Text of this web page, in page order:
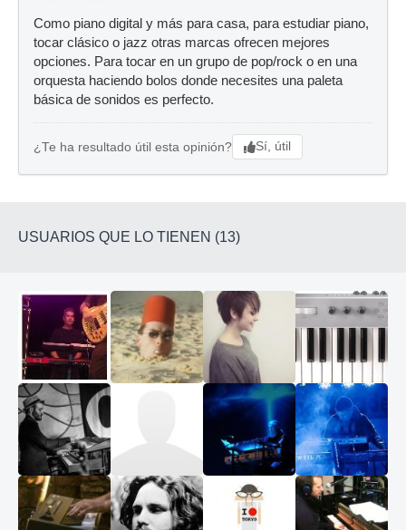
Como piano digital y más para casa, para estudiar piano,
tocar clásico o jazz otras marcas ofrecen mejores
opciones. Para tocar en un grupo de pop/rock o en una
orquesta haciendo bolos donde necesites una paleta
básica de sonidos es perfecto.
¿Te ha resultado útil esta opinión? Sí, útil
USUARIOS QUE LO TIENEN (13)